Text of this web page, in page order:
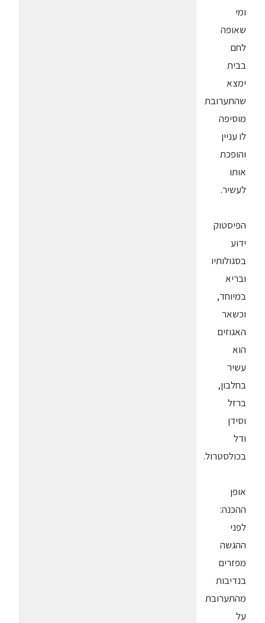
ומי
שאופה
לחם
בבית
ימצא
שהתערובת
מוסיפה
לו עניין
והופכת
אותו
לעשיר.
הפיסטוק
ידוע
בסגולותיו
ובריא
במיוחד,
וכשאר
האגוזים
הוא
עשיר
בחלבון,
ברזל
וסידן
ודל
בכולסטרול.
אופן
ההכנה:
לפני
ההגשה
מפזרים
בנדיבות
מהתערובת
על